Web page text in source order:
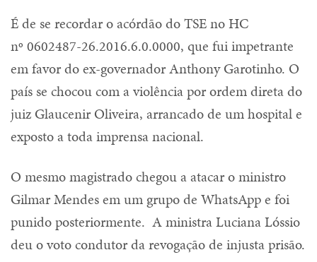
É de se recordar o acórdão do TSE no HC
nº 0602487-26.2016.6.0.0000, que fui impetrante
em favor do ex-governador Anthony Garotinho. O
país se chocou com a violência por ordem direta do
juiz Glaucenir Oliveira, arrancado de um hospital e
exposto a toda imprensa nacional.
O mesmo magistrado chegou a atacar o ministro
Gilmar Mendes em um grupo de WhatsApp e foi
punido posteriormente. A ministra Luciana Lóssio
deu o voto condutor da revogação de injusta prisão.